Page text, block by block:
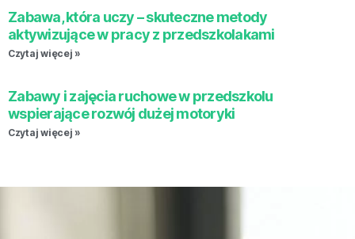
Zabawa, która uczy – skuteczne metody
aktywizujące w pracy z przedszkolakami
Czytaj więcej »
Zabawy i zajęcia ruchowe w przedszkolu
wspierające rozwój dużej motoryki
Czytaj więcej »